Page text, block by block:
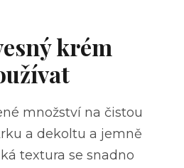
krém
množství na čistou
a dekoltu a jemně
textura se snadno